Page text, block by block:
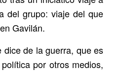
del grupo: viaje del que
Gavilán.
de la guerra, que es
por otros medios,